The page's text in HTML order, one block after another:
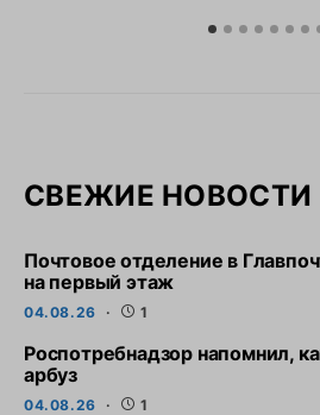
СВЕЖИЕ НОВОСТИ
Почтовое отделение в
на первый этаж
04.08.26 1
Роспотребнадзор напомнил,
арбуз
04.08.26 1